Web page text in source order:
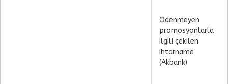
Ödenmeyen
promosyonlarla
ilgili çekilen
ihtarname
(Akbank)